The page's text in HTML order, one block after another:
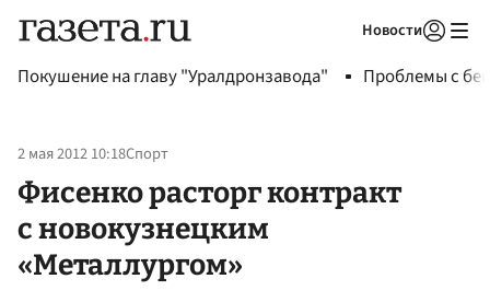
Новости
Покушение на главу "Уралдронзавода" Проблемы с
2 мая 2012 10:18Спорт
Фисенко расторг контракт
с новокузнецким
«Металлургом»